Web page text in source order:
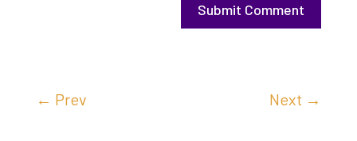
Submit Comment
← Prev Next →